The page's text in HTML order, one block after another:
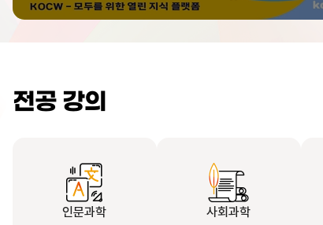
전공 강의
인문과학 사회과학